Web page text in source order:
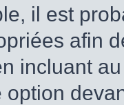
il est
afin
incluant
option